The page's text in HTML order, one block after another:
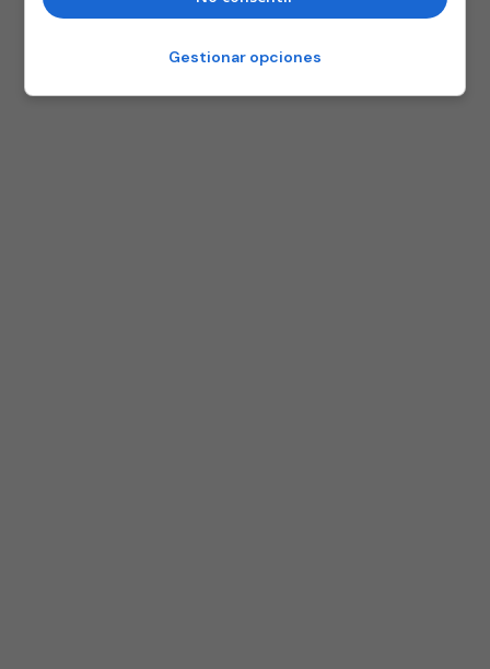
Gestionar opciones